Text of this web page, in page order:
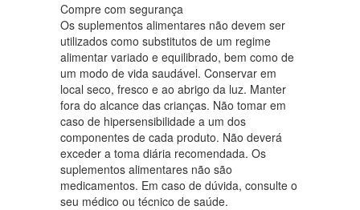
Compre com segurança
Os suplementos alimentares não devem ser
utilizados como substitutos de um regime
alimentar variado e equilibrado, bem como de
um modo de vida saudável. Conservar em
local seco, fresco e ao abrigo da luz. Manter
fora do alcance das crianças. Não tomar em
caso de hipersensibilidade a um dos
componentes de cada produto. Não deverá
exceder a toma diária recomendada. Os
suplementos alimentares não são
medicamentos. Em caso de dúvida, consulte o
seu médico ou técnico de saúde.